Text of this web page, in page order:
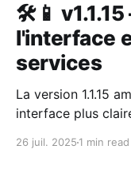
🛠📱
l'interface
services
La version 1.1.15
interface plus
26 juil. 2025 1 min read